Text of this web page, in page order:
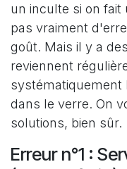
un inculte si on fait
pas vraiment
goût. Mais il y a
reviennent
systématiquement
dans le verre. On
solutions, bien sûr.
Erreur n°1 :